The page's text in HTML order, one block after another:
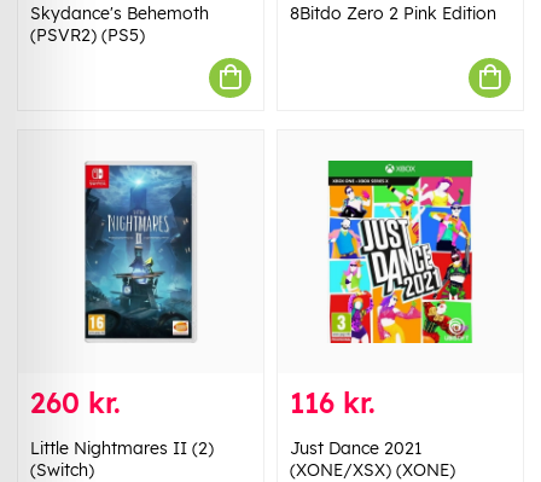
Skydance's Behemoth
(PSVR2) (PS5)
8Bitdo Zero 2 Pink Edition
260 kr.
​Little Nightmares II (2)
(Switch)
116 kr.
Just Dance 2021
(XONE/XSX) (XONE)